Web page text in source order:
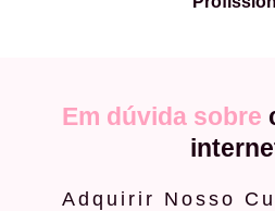
Em dúvida sobre
Adquirir Nosso